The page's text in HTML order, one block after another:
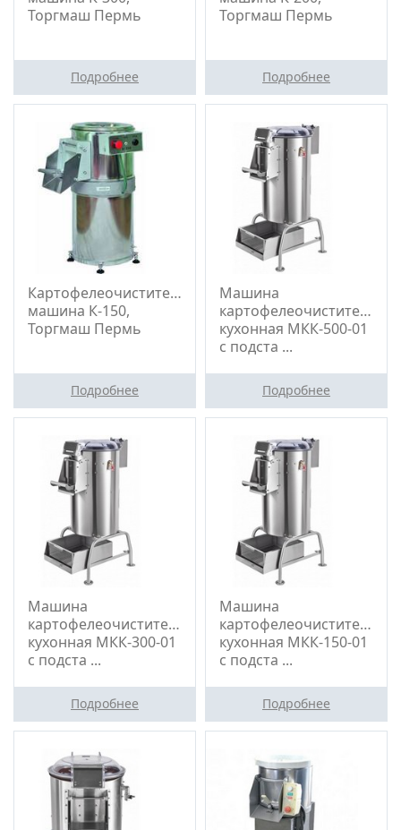
Торгмаш Пермь
Подробнее
Торгмаш Пермь
Подробнее
Картофелеочистительная
машина К-150,
Торгмаш Пермь
Подробнее
Машина
картофелеочистительная
кухонная МКК-500-01
с подста ...
Подробнее
Машина
картофелеочистительная
кухонная МКК-300-01
с подста ...
Подробнее
Машина
картофелеочистительная
кухонная МКК-150-01
с подста ...
Подробнее